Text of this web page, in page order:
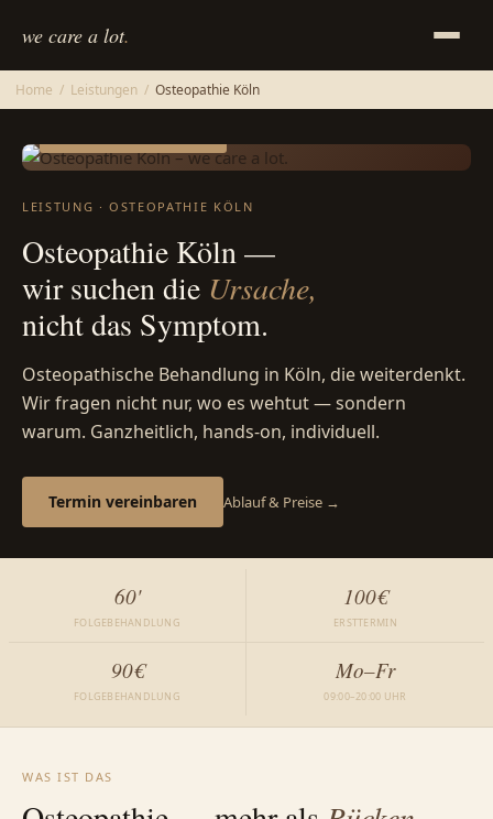
we care a lot.
Home / Leistungen / Osteopathie Köln
LEISTUNG · OSTEOPATHIE KÖLN
Osteopathie Köln —
wir suchen die Ursache,
nicht das Symptom.
Osteopathische Behandlung in Köln, die weiterdenkt.
Wir fragen nicht nur, wo es wehtut — sondern
warum. Ganzheitlich, hands-on, individuell.
Termin vereinbaren Ablauf & Preise
60'
FOLGEBEHANDLUNG
100€
ERSTTERMIN
90€
FOLGEBEHANDLUNG
Mo–Fr
09:00–20:00 UHR
WAS IST DAS